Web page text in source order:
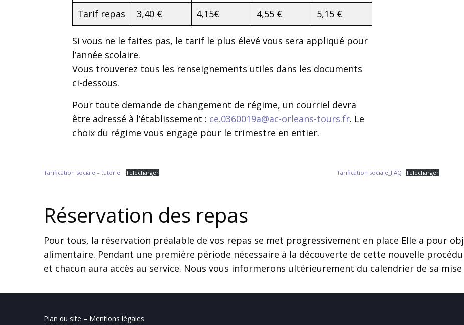
Tarif repas
3,40 € 4,15€ 4,55 € 5,15 €
Si vous ne le faites pas, le tarif le plus élevé vous sera appliqué pour
l’année scolaire.
Vous trouverez tous les renseignements utiles dans les documents
ci-dessous.
Pour toute demande de changement de régime, un courriel devra
être adressé à l’établissement : ce.0360019a@ac-orleans-tours.fr. Le
choix du régime vous engage pour le trimestre en entier.
Tarification sociale – tutoriel Télécharger Tarification sociale_FAQ Télécharger
Réservation des repas
Pour tous, la réservation préalable de vos repas se met progressivement en place Elle a pour
alimentaire. Pendant une première période nécessaire à la découverte de cette nouvelle
et chacun aura accès au service. Nous vous informerons ultérieurement du calendrier de sa mise
Plan du site – Mentions légales